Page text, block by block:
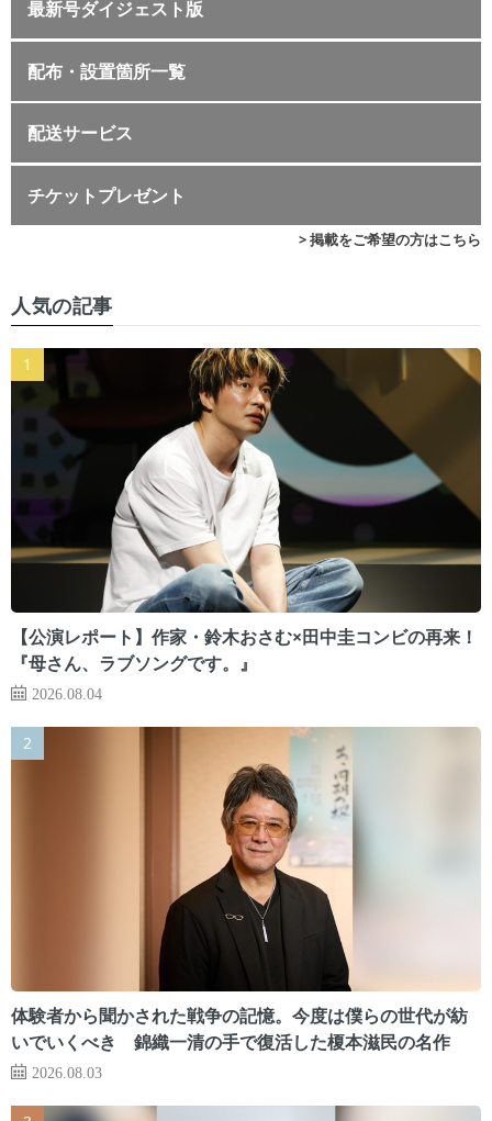
最新号ダイジェスト版
配布・設置箇所一覧
配送サービス
チケットプレゼント
> 掲載をご希望の方はこちら
人気の記事
【公演レポート】作家・鈴木おさむ×田中圭コンビの再来！
『母さん、ラブソングです。』
2026.08.04
体験者から聞かされた戦争の記憶。今度は僕らの世代が紡
いでいくべき 錦織一清の手で復活した榎本滋民の名作
2026.08.03